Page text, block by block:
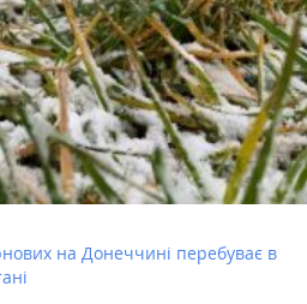
на Донеччині перебуває в